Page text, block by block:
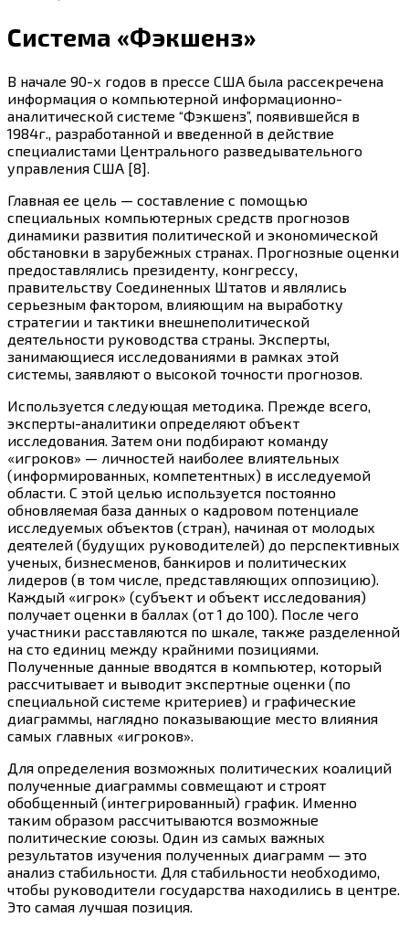
Система «Фэкшенз»
В начале 90-х годов в прессе США была рассекречена
информация о компьютерной информационно-
аналитической системе “Фэкшенз”, появившейся в
1984г., разработанной и введенной в действие
специалистами Центрального разведывательного
управления США [8].
Главная ее цель — составление с помощью
специальных компьютерных средств прогнозов
динамики развития политической и экономической
обстановки в зарубежных странах. Прогнозные оценки
предоставлялись президенту, конгрессу,
правительству Соединенных Штатов и являлись
серьезным фактором, влияющим на выработку
стратегии и тактики внешнеполитической
деятельности руководства страны. Эксперты,
занимающиеся исследованиями в рамках этой
системы, заявляют о высокой точности прогнозов.
Используется следующая методика. Прежде всего,
эксперты-аналитики определяют объект
исследования. Затем они подбирают команду
«игроков» — личностей наиболее влиятельных
(информированных, компетентных) в исследуемой
области. С этой целью используется постоянно
обновляемая база данных о кадровом потенциале
исследуемых объектов (стран), начиная от молодых
деятелей (будущих руководителей) до перспективных
ученых, бизнесменов, банкиров и политических
лидеров (в том числе, представляющих оппозицию).
Каждый «игрок» (субъект и объект исследования)
получает оценки в баллах (от 1 до 100). После чего
участники расставляются по шкале, также разделенной
на сто единиц между крайними позициями.
Полученные данные вводятся в компьютер, который
рассчитывает и выводит экспертные оценки (по
специальной системе критериев) и графические
диаграммы, наглядно показывающие место влияния
самых главных «игроков».
Для определения возможных политических коалиций
полученные диаграммы совмещают и строят
обобщенный (интегрированный) график. Именно
таким образом рассчитываются возможные
политические союзы. Один из самых важных
результатов изучения полученных диаграмм — это
анализ стабильности. Для стабильности необходимо,
чтобы руководители государства находились в центре.
Это самая лучшая позиция.